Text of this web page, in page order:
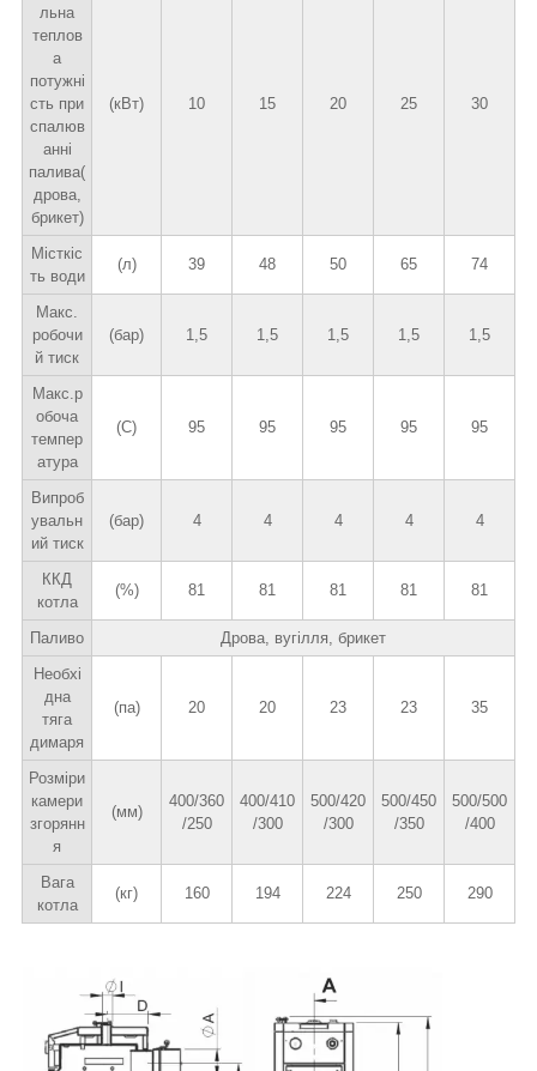
льна
теплов
а
потужні
сть при
спалюв
анні
палива(
дрова,
брикет)
(кВт) 10 15 20 25 30
Місткіс
ть води
(л) 39 48 50 65 74
Макс.
робочи
й тиск
(бар) 1,5 1,5 1,5 1,5 1,5
Макс.р
обоча
темпер
атура
(С) 95 95 95 95 95
Випроб
увальн
ий тиск
(бар) 4 4 4 4 4
ККД
котла
(%) 81 81 81 81 81
Паливо
Дрова, вугілля, брикет
Необхі
дна
тяга
димаря
(па) 20 20 23 23 35
Розміри
камери
згорянн
я
(мм)
400/360
/250
400/410
/300
500/420
/300
500/450
/350
500/500
/400
Вага
котла
(кг) 160 194 224 250 290